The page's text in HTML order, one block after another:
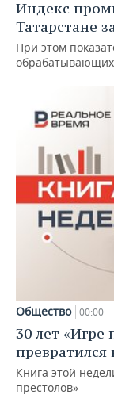
Индекс
Татарстане
При этом
обрабатывающих
Общество 00:00
30 лет «Игре
превратился
Книга этой
престолов»